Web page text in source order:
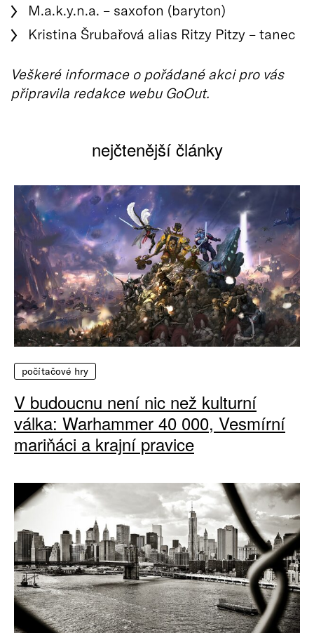
M.a.k.y.n.a. – saxofon (baryton)
Kristina Šrubařová alias Ritzy Pitzy – tanec
Veškeré informace o pořádané akci pro vás
připravila redakce webu GoOut.
nejčtenější články
počítačové hry
V budoucnu není nic než kulturní
válka: Warhammer 40 000, Vesmírní
mariňáci a krajní pravice